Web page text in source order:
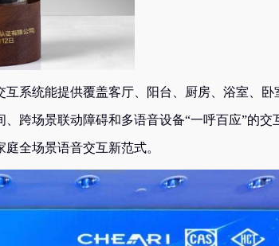
系统能提供覆盖客厅、阳台、厨房、浴室、卧
跨场景联动障碍和多语音设备“一呼百应”的交
全场景语音交互新范式。